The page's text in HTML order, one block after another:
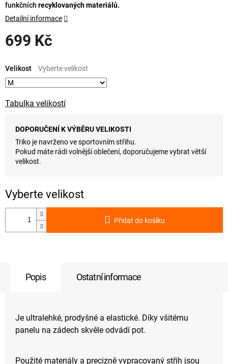
699 Kč
cena:
Tabulka velikostí
DOPORUČENÍ K VÝBĚRU VELIKOSTI
Triko je navrženo ve sportovním střihu.
Pokud máte rádi volnější oblečení, doporučujeme vybrat větší
velikost.
Velikost
Přidat do košíku
funkčních recyklovaných materiálů.
Detailní informace
Popis Ostatní informace
Je ultralehké, prodyšné a elastické. Díky všitému
panelu na zádech skvěle odvádí pot.
Použité materiály a precizně vypracovaný střih jsou